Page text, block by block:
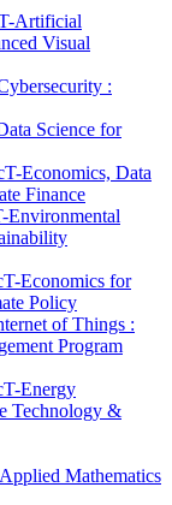
Artificial
Visual
:
Science for
Economics, Data
Finance
Economics for
Policy
of Things :
Program
Energy
Technology &
Mathematics